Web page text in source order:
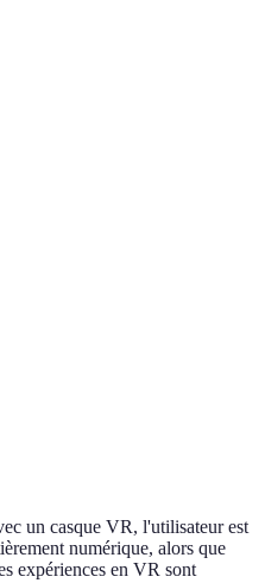
un casque VR, l'utilisateur est
numérique, alors que
expériences en VR sont